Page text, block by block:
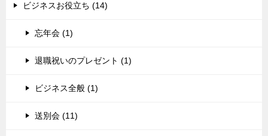
ビジネスお役立ち (14)
忘年会 (1)
退職祝いのプレゼント (1)
ビジネス全般 (1)
送別会 (11)